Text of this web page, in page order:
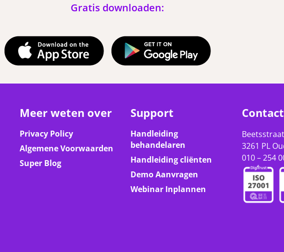
Gratis downloaden:
Meer weten over
Privacy Policy
Algemene Voorwaarden
Super Blog
Support
Handleiding
behandelaren
Handleiding cliënten
Demo Aanvragen
Webinar Inplannen
Contact
3261 PL
010 – 254